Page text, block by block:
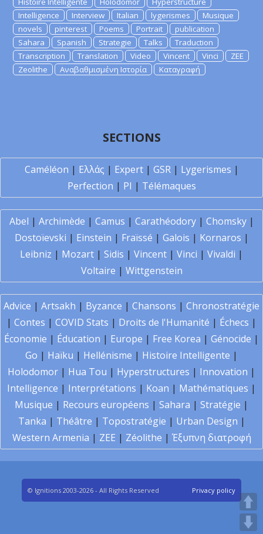
Intelligence
Interview Italian lygerismes
Musique
novels
pinterest Poems Portrait
publication
Sahara
Spanish Strategie Talks
Traduction
Transcription
Translation Video Vincent Vinci
ZEE
Zeolithe
Αναβαθμισμένη Ιστορία Καταγραφή
SECTIONS
Caméléon | Ελλάς | Expert| GSR| Lygerismes |
Perfection | PI | Télémaques
Abel | Archimède | Camus | Carathéodory| Chomsky|
Dostoïevski | Einstein | Fraïssé | Galois | Kornaros |
Leibniz | Mozart | Sidis | Vincent | Vinci | Vivaldi |
Voltaire | Wittgenstein
Advice | Artsakh | Byzance | Chansons | Chronostratégie
| Contes | COVID Stats | Droits de l'Humanité | Échecs |
Économie | Éducation | Europe | Free Korea | Génocide |
Go | Haïku | Hellénisme | Histoire Intelligente |
Holodomor | Hua Tou | Hyperstructures | Innovation |
Intelligence | Interprétations | Koan | Mathématiques |
Musique | Recours européens | Sahara | Stratégie |
Tanka | Théâtre | Topostratégie | Urban Design |
Western Armenia | ZEE | Zéolithe | Έξυπνη διατροφή
© Ignitions 2003-2026 - All Rights Reserved Privacy policy